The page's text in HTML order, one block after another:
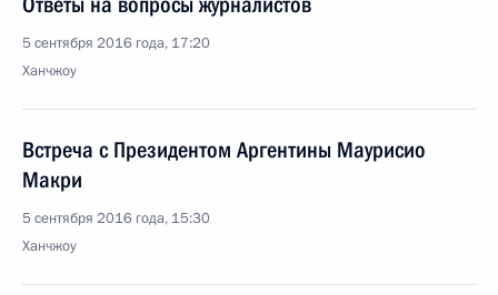
5 сентября 2016 года, 17:20
Ханчжоу
Встреча с Президентом Аргентины Маурисио
Макри
5 сентября 2016 года, 15:30
Ханчжоу